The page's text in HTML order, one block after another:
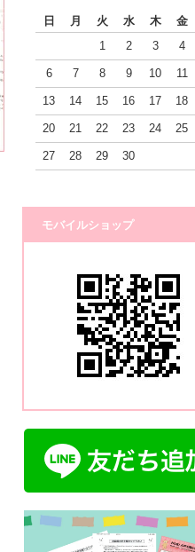
日 月 火 水 木 金
1
2 3 4
6 7 8 9 10 11
13 14 15 16 17 18
20 21 22 23 24 25
27 28 29 30
モバイルショップ